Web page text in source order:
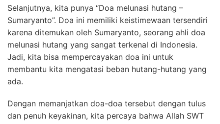
Selanjutnya, kita punya “Doa melunasi hutang –
Sumaryanto”. Doa ini memiliki keistimewaan tersendiri
karena ditemukan oleh Sumaryanto, seorang ahli doa
melunasi hutang yang sangat terkenal di Indonesia.
Jadi, kita bisa mempercayakan doa ini untuk
membantu kita mengatasi beban hutang-hutang yang
ada.
Dengan memanjatkan doa-doa tersebut dengan tulus
dan penuh keyakinan, kita percaya bahwa Allah SWT